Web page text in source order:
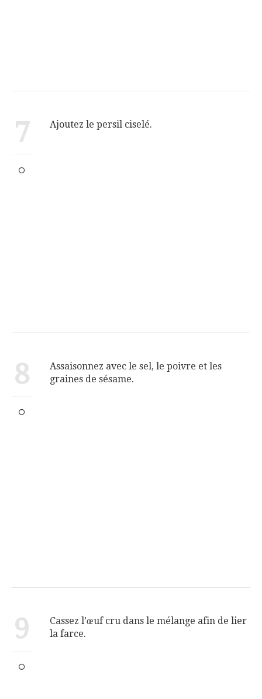
7 Ajoutez le persil ciselé.
8
Assaisonnez avec le sel, le poivre et les
graines de sésame.
9
Cassez l’œuf cru dans le mélange afin de lier
la farce.